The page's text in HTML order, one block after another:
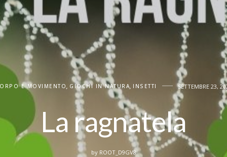
E MOVIMENTO, GIOCHI IN NATURA, INSETTI SETTEMBRE 23,
La ragnatela
by ROOT_D9GV8